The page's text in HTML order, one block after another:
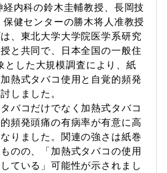
内科の鈴木圭輔教授、長岡技
健センターの勝木将人准教授
、東北大学大学院医学系研究
と共同で、日本全国の一般住
とした大規模調査により、紙
熱式タバコ使用と自覚的頻発
しました。
バコだけでなく加熱式タバコ
頻発頭痛の有病率が有意に高
りました。関連の強さは紙巻
のの、「加熱式タバコの使用
ている」可能性が示されまし